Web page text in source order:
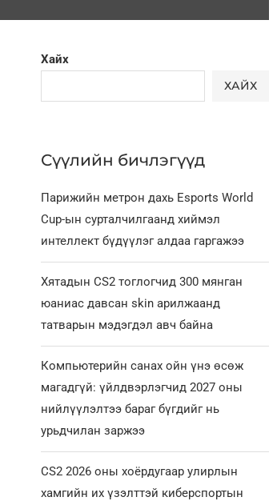
Хайх
ХАЙХ
Сүүлийн бичлэгүүд
Парижийн метрон дахь Esports World
Cup-ын сурталчилгаанд хиймэл
интеллект бүдүүлэг алдаа гаргажээ
Хятадын CS2 тоглогчид 300 мянган
юаниас давсан skin арилжаанд
татварын мэдэгдэл авч байна
Компьютерийн санах ойн үнэ өсөж
магадгүй: үйлдвэрлэгчид 2027 оны
нийлүүлэлтээ бараг бүгдийг нь
урьдчилан заржээ
CS2 2026 оны хоёрдугаар улирлын
хамгийн их үзэлттэй киберспортын